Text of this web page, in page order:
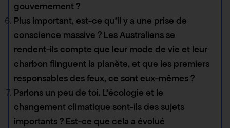
gouvernement ?
Plus important, est-ce qu’il y a une prise de
conscience massive ? Les Australiens se
rendent-ils compte que leur mode de vie et leur
charbon flinguent la planète, et que les premiers
responsables des feux, ce sont eux-mêmes ?
Parlons un peu de toi. L’écologie et le
changement climatique sont-ils des sujets
importants ? Est-ce que cela a évolué